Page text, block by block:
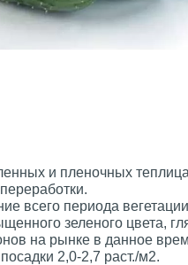
и пленочных
всего периода
зеленого цвета,
на рынке в данное
2,0-2,7 раст./м2.